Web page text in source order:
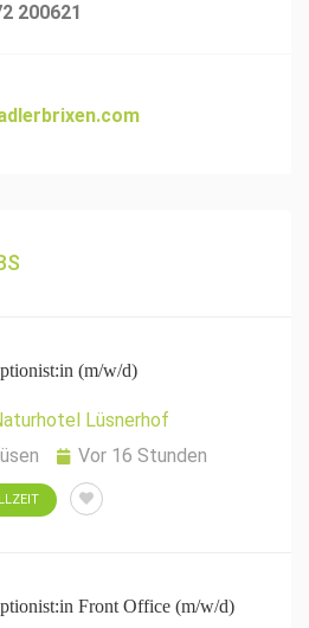
200621
(m/w/d)
Lüsnerhof
Vor 16 Stunden
Front Office (m/w/d)